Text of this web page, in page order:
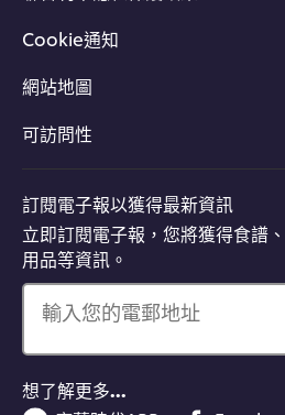
Cookie通知
網站地圖
可訪問性
訂閱電子報以獲得最新資訊
立即訂閱電子報，您將獲得食譜
用品等資訊。
輸入您的電郵地址
想了解更多…